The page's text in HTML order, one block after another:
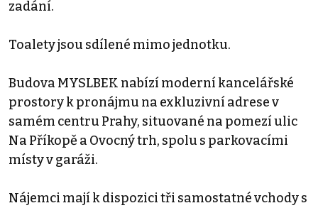
zadání.
Toalety jsou sdílené mimo jednotku.
Budova MYSLBEK nabízí moderní kancelářské
prostory k pronájmu na exkluzivní adrese v
samém centru Prahy, situované na pomezí ulic
Na Příkopě a Ovocný trh, spolu s parkovacími
místy v garáži.
Nájemci mají k dispozici tři samostatné vchody s